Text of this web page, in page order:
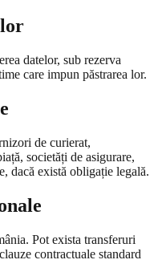
datelor, sub rezerva
care impun păstrarea lor.
de curierat,
societăți de asigurare,
dacă există obligație legală.
Pot exista transferuri
contractuale standard